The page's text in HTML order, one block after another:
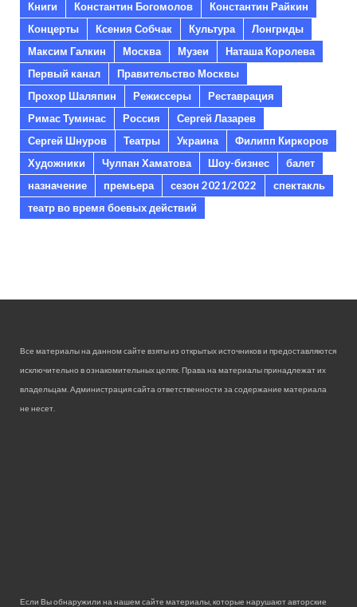
Книги
Константин Богомолов
Константин Райкин
Концерты
Ксения Собчак Культура
Лонгриды
Максим Галкин
Москва Музеи
Наташа Королева
Первый канал
Правительство Москвы
Прохор Шаляпин
Режиссеры
Реставрация
Римас Туминас
Россия
Сергей Лазарев
Сергей Шнуров
Театры Украина
Филипп Киркоров
Художники
Чулпан Хаматова Шоу-бизнес
балет
назначение
премьера сезон 2021/2022
спектакль
театр во время боевых действий
Все материалы на данном сайте взяты из открытых источников и предоставляются
исключительно в ознакомительных целях. Права на материалы принадлежат их
владельцам. Администрация сайта ответственности за содержание материала
не несет.
Если Вы обнаружили на нашем сайте материалы, которые нарушают авторские